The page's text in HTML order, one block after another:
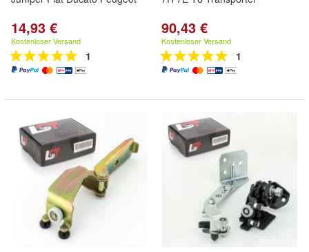
14,93 €
Kostenloser Versand
1
90,43 €
Kostenloser Versand
1